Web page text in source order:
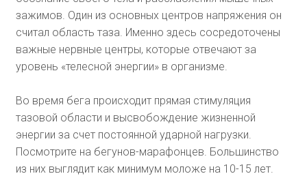
зажимов. Один из основных центров напряжения он
считал область таза. Именно здесь сосредоточены
важные нервные центры, которые отвечают за
уровень «телесной энергии» в организме.
Во время бега происходит прямая стимуляция
тазовой области и высвобождение жизненной
энергии за счет постоянной ударной нагрузки.
Посмотрите на бегунов-марафонцев. Большинство
из них выглядит как минимум моложе на 10-15 лет.